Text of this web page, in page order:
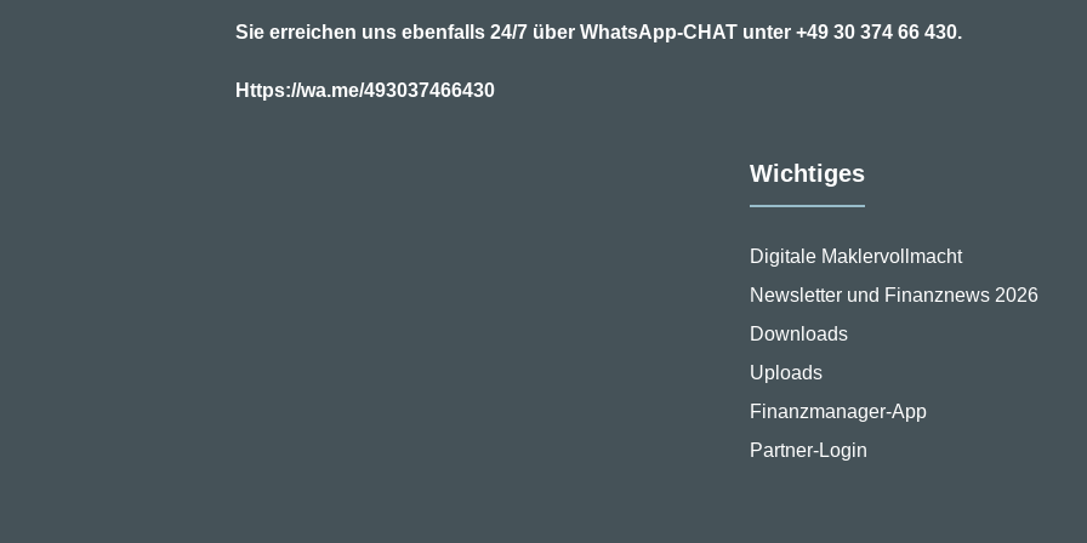
Sie erreichen uns ebenfalls 24/7 über WhatsApp-CHAT unter +49 30 374 66 430.
Https://wa.me/493037466430
Wichtiges
Digitale Maklervollmacht
Newsletter und Finanznews 2026
Downloads
Uploads
Finanzmanager-App
Partner-Login